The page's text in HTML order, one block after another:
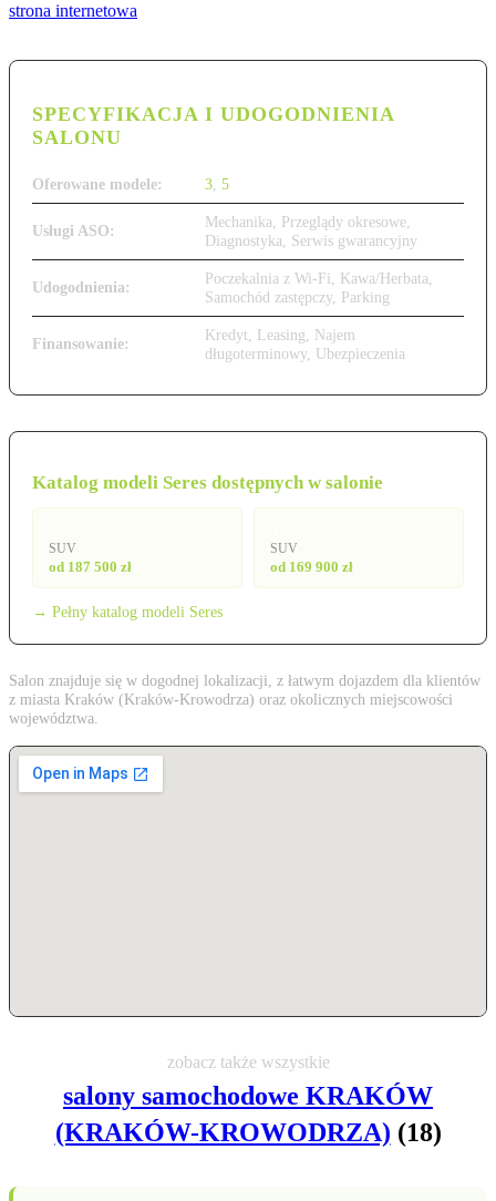
strona internetowa
SPECYFIKACJA I UDOGODNIENIA
SALONU
Oferowane modele: 3 5
Usługi ASO:
Mechanika, Przeglądy okresowe,
Diagnostyka, Serwis gwarancyjny
Udogodnienia:
Poczekalnia z Wi-Fi, Kawa/Herbata,
Samochód zastępczy, Parking
Finansowanie:
Kredyt, Leasing, Najem
długoterminowy, Ubezpieczenia
Katalog modeli Seres dostępnych w salonie
SUV
od 187 500 zł
SUV
od 169 900 zł
→ Pełny katalog modeli Seres
Salon znajduje się w dogodnej lokalizacji, z łatwym dojazdem dla klientów
z miasta Kraków (Kraków-Krowodrza) oraz okolicznych miejscowości
województwa.
zobacz także wszystkie
salony samochodowe KRAKÓW
(KRAKÓW-KROWODRZA) (18)